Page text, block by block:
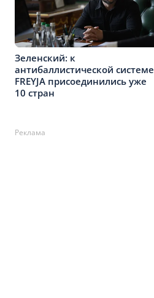
Зеленский: к
антибаллистической системе
FREYJA присоединились уже
10 стран
Реклама